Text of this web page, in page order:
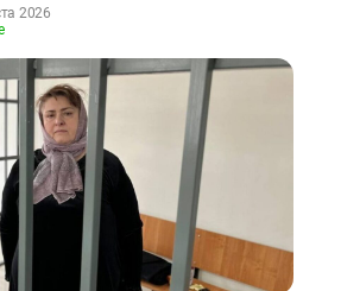
2026